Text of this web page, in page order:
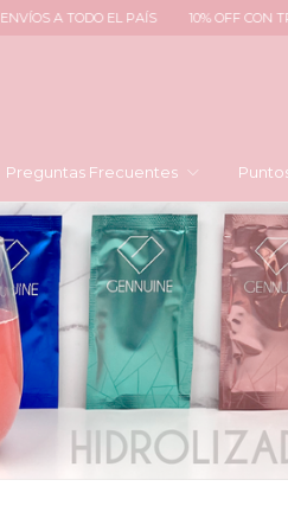
10% OFF CON TRANSFERENCIA MES
Preguntas Frecuentes